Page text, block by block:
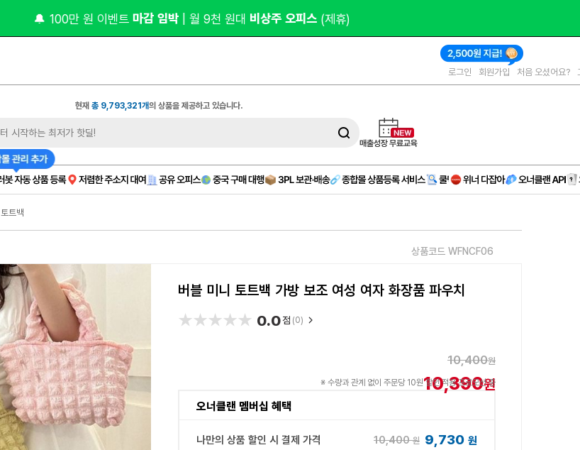
🔔 100만 원 이벤트 마감 임박 | 월 9천 원대 비상주 오피스 (제휴)
로그인 회원가입 처음 오셨어요?
현재총 9,793,321개의 상품을 제공하고 있습니다.
트백
상품코드 WFNCF06
버블 미니 토트백 가방 보조 여성 여자 화장품 파우치
★★★★★
★★★★★ 0.0점 (0)
10,400원
10,390원
※ 수량과 관계 없이 주문당 10원 할인 적용 프로모션 중
오너클랜 멤버십 혜택
나만의 상품 할인 시 결제 가격 10,400원 9,730 원